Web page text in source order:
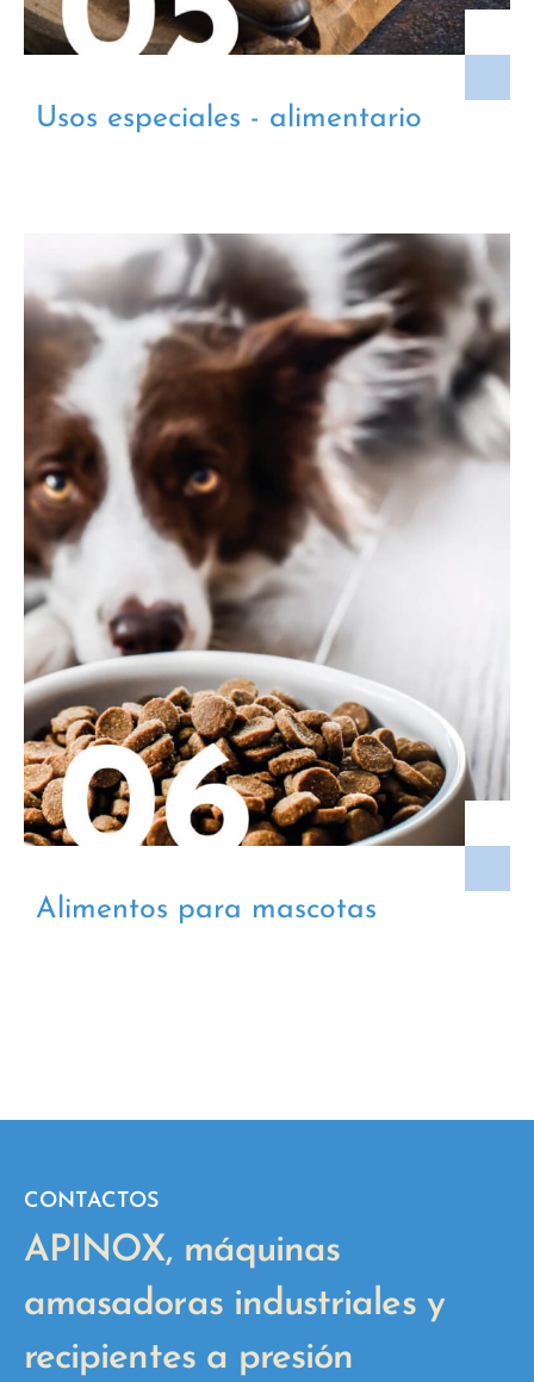
Usos especiales - alimentario
Alimentos para mascotas
CONTACTOS
APINOX, máquinas
amasadoras industriales y
recipientes a presión